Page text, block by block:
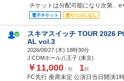
チケットは分配可能になり次第、
電子チケット 塗りつぶしなし
スキマスイッチ TOUR 2026
AL vol.3
2026/08/27 (木) 18時30分
J:COMホール八王子 (東京)
￥11,000 / 枚 1枚
FC先行 座席未定 公演日当日開演1